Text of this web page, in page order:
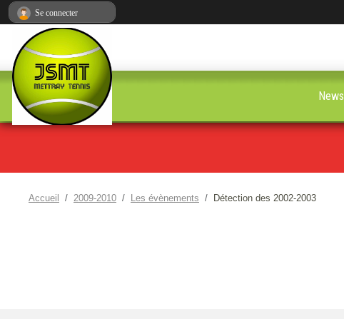
Accueil 2009-2010 Les évènements Détection des 2002-2003
News
Se connecter
Panneau de gestion des cookies